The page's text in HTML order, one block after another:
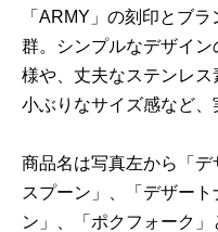
「ARMY」の刻印とブ
群。シンプルなデザイ
様や、丈夫なステンレ
小ぶりなサイズ感など、
商品名は写真左から「デ
スプーン」、「デザー
ン」、「ポクフォーク」